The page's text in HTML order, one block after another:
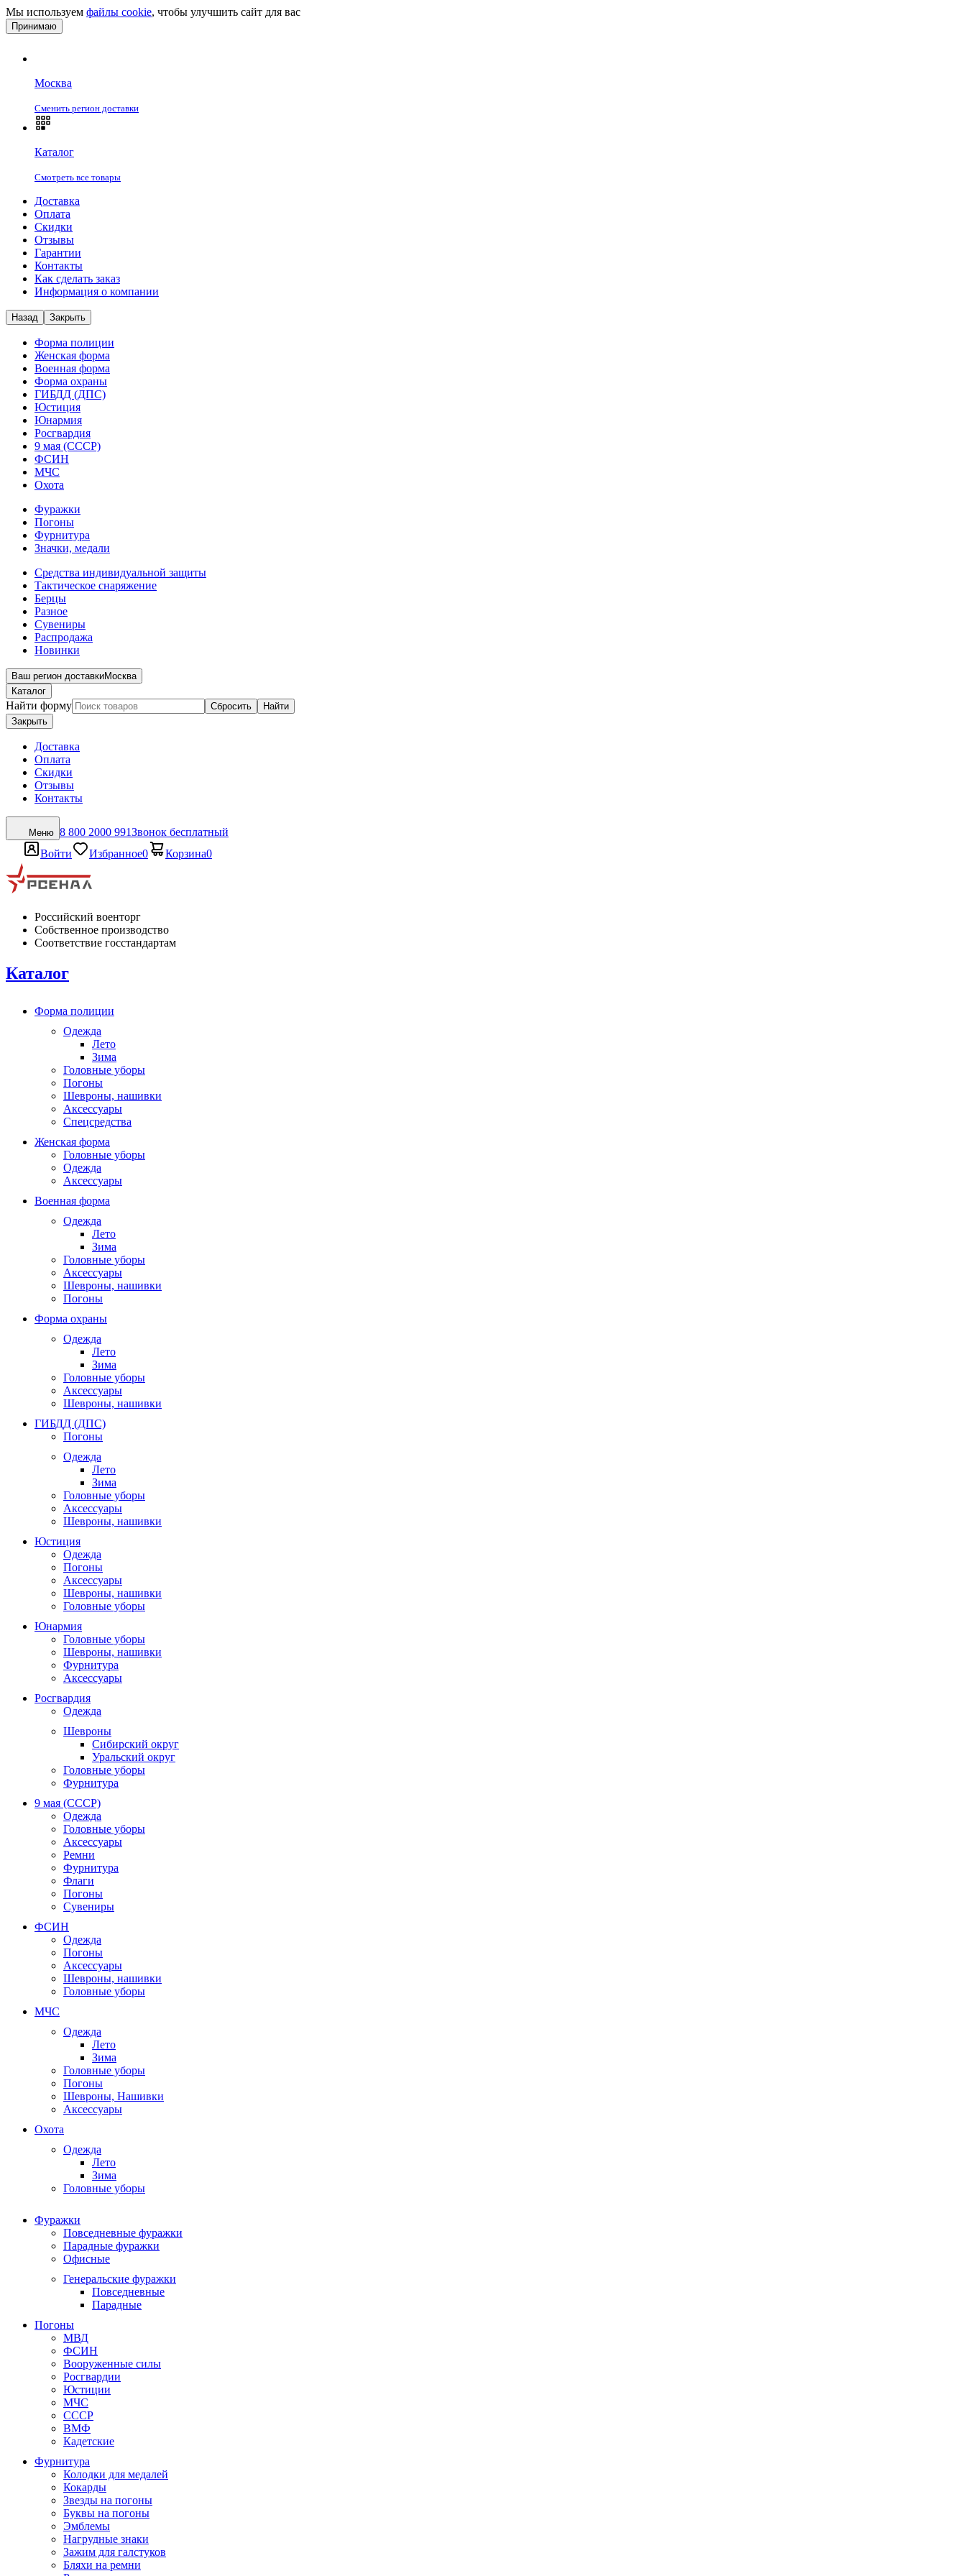
Мы используем файлы cookie, чтобы улучшить сайт для вас
Принимаю
Москва
Сменить регион доставки
Каталог
Смотреть все товары
Доставка
Оплата
Скидки
Отзывы
Гарантии
Контакты
Как сделать заказ
Информация о компании
Назад Закрыть
Форма полиции
Женская форма
Военная форма
Форма охраны
ГИБДД (ДПС)
Юстиция
Юнармия
Росгвардия
9 мая (СССР)
ФСИН
МЧС
Охота
Фуражки
Погоны
Фурнитура
Значки, медали
Средства индивидуальной защиты
Тактическое снаряжение
Берцы
Разное
Сувениры
Распродажа
Новинки
Ваш регион доставкиМосква
Каталог
Найти форму Сбросить
Найти
Закрыть
Доставка
Оплата
Скидки
Отзывы
Контакты
Меню 8 800 2000 991Звонок бесплатный
Войти
Избранное0 Корзина0
Российский военторг
Собственное производство
Соответствие госстандартам
Каталог
Форма полиции
Одежда
Лето
Зима
Головные уборы
Погоны
Шевроны, нашивки
Аксессуары
Спецсредства
Женская форма
Головные уборы
Одежда
Аксессуары
Военная форма
Одежда
Лето
Зима
Головные уборы
Аксессуары
Шевроны, нашивки
Погоны
Форма охраны
Одежда
Лето
Зима
Головные уборы
Аксессуары
Шевроны, нашивки
ГИБДД (ДПС)
Погоны
Одежда
Лето
Зима
Головные уборы
Аксессуары
Шевроны, нашивки
Юстиция
Одежда
Погоны
Аксессуары
Шевроны, нашивки
Головные уборы
Юнармия
Головные уборы
Шевроны, нашивки
Фурнитура
Аксессуары
Росгвардия
Одежда
Шевроны
Сибирский округ
Уральский округ
Головные уборы
Фурнитура
9 мая (СССР)
Одежда
Головные уборы
Аксессуары
Ремни
Фурнитура
Флаги
Погоны
Сувениры
ФСИН
Одежда
Погоны
Аксессуары
Шевроны, нашивки
Головные уборы
МЧС
Одежда
Лето
Зима
Головные уборы
Погоны
Шевроны, Нашивки
Аксессуары
Охота
Одежда
Лето
Зима
Головные уборы
Фуражки
Повседневные фуражки
Парадные фуражки
Офисные
Генеральские фуражки
Повседневные
Парадные
Погоны
МВД
ФСИН
Вооруженные силы
Росгвардии
Юстиции
МЧС
СССР
ВМФ
Кадетские
Фурнитура
Колодки для медалей
Кокарды
Звезды на погоны
Буквы на погоны
Эмблемы
Нагрудные знаки
Зажим для галстуков
Бляхи на ремни